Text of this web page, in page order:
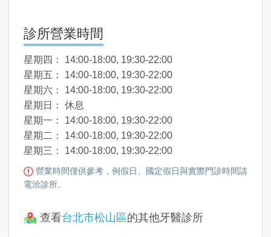
診所營業時間
星期四： 14:00-18:00, 19:30-22:00
星期五： 14:00-18:00, 19:30-22:00
星期六： 14:00-18:00, 19:30-22:00
星期日： 休息
星期一： 14:00-18:00, 19:30-22:00
星期二： 14:00-18:00, 19:30-22:00
星期三： 14:00-18:00, 19:30-22:00
營業時間僅供參考，例假日、國定假日與實際門診時間請
電洽診所。
查看台北市松山區的其他牙醫診所